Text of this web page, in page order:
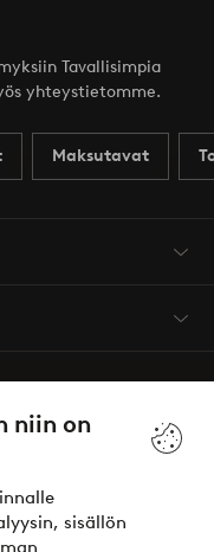
niin on
sisällön
Tavallisimpia
yhteystietomme.
Maksutavat